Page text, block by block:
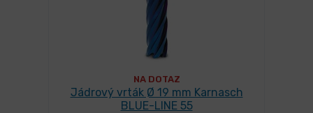
NA DOTAZ
Jádrový vrták Ø 19 mm Karnasch
BLUE-LINE 55